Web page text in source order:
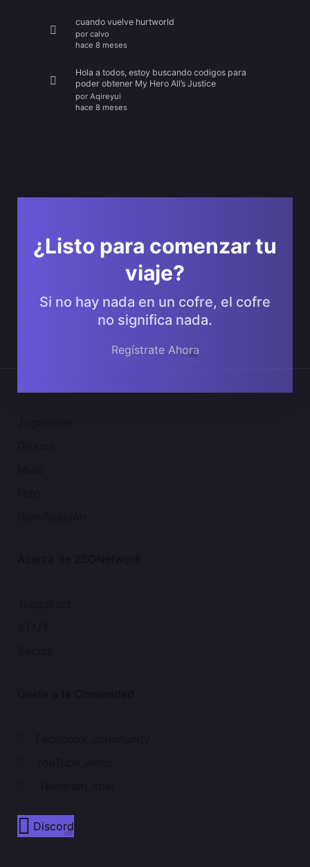
cuando vuelve hurtworld
por calvo
hace 8 meses
Hola a todos, estoy buscando codigos para
poder obtener My Hero All’s Justice
por Aqireyui
hace 8 meses
¿Listo para comenzar tu
viaje?
Si no hay nada en un cofre, el cofre
no significa nada.
Regístrate Ahora
Discord